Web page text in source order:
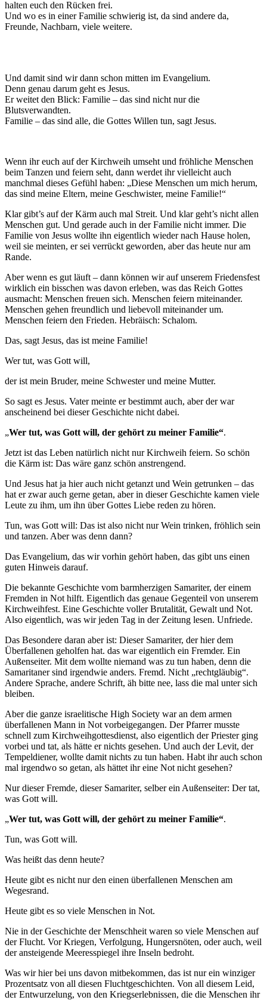
halten euch den Rücken frei.
Und wo es in einer Familie schwierig ist, da sind andere da,
Freunde, Nachbarn, viele weitere.
Und damit sind wir dann schon mitten im Evangelium.
Denn genau darum geht es Jesus.
Er weitet den Blick: Familie – das sind nicht nur die
Blutsverwandten.
Familie – das sind alle, die Gottes Willen tun, sagt Jesus.
Wenn ihr euch auf der Kirchweih umseht und fröhliche Menschen
beim Tanzen und feiern seht, dann werdet ihr vielleicht auch
manchmal dieses Gefühl haben: „Diese Menschen um mich herum,
das sind meine Eltern, meine Geschwister, meine Familie!“
Klar gibt’s auf der Kärm auch mal Streit. Und klar geht’s nicht allen
Menschen gut. Und gerade auch in der Familie nicht immer. Die
Familie von Jesus wollte ihn eigentlich wieder nach Hause holen,
weil sie meinten, er sei verrückt geworden, aber das heute nur am
Rande.
Aber wenn es gut läuft – dann können wir auf unserem Friedensfest
wirklich ein bisschen was davon erleben, was das Reich Gottes
ausmacht: Menschen freuen sich. Menschen feiern miteinander.
Menschen gehen freundlich und liebevoll miteinander um.
Menschen feiern den Frieden. Hebräisch: Schalom.
Das, sagt Jesus, das ist meine Familie!
Wer tut, was Gott will,
der ist mein Bruder, meine Schwester und meine Mutter.
So sagt es Jesus. Vater meinte er bestimmt auch, aber der war
anscheinend bei dieser Geschichte nicht dabei.
„Wer tut, was Gott will, der gehört zu meiner Familie“.
Jetzt ist das Leben natürlich nicht nur Kirchweih feiern. So schön
die Kärm ist: Das wäre ganz schön anstrengend.
Und Jesus hat ja hier auch nicht getanzt und Wein getrunken – das
hat er zwar auch gerne getan, aber in dieser Geschichte kamen viele
Leute zu ihm, um ihn über Gottes Liebe reden zu hören.
Tun, was Gott will: Das ist also nicht nur Wein trinken, fröhlich sein
und tanzen. Aber was denn dann?
Das Evangelium, das wir vorhin gehört haben, das gibt uns einen
guten Hinweis darauf.
Die bekannte Geschichte vom barmherzigen Samariter, der einem
Fremden in Not hilft. Eigentlich das genaue Gegenteil von unserem
Kirchweihfest. Eine Geschichte voller Brutalität, Gewalt und Not.
Also eigentlich, was wir jeden Tag in der Zeitung lesen. Unfriede.
Das Besondere daran aber ist: Dieser Samariter, der hier dem
Überfallenen geholfen hat. das war eigentlich ein Fremder. Ein
Außenseiter. Mit dem wollte niemand was zu tun haben, denn die
Samaritaner sind irgendwie anders. Fremd. Nicht „rechtgläubig“.
Andere Sprache, andere Schrift, äh bitte nee, lass die mal unter sich
bleiben.
Aber die ganze israelitische High Society war an dem armen
überfallenen Mann in Not vorbeigegangen. Der Pfarrer musste
schnell zum Kirchweihgottesdienst, also eigentlich der Priester ging
vorbei und tat, als hätte er nichts gesehen. Und auch der Levit, der
Tempeldiener, wollte damit nichts zu tun haben. Habt ihr auch schon
mal irgendwo so getan, als hättet ihr eine Not nicht gesehen?
Nur dieser Fremde, dieser Samariter, selber ein Außenseiter: Der tat,
was Gott will.
„Wer tut, was Gott will, der gehört zu meiner Familie“.
Tun, was Gott will.
Was heißt das denn heute?
Heute gibt es nicht nur den einen überfallenen Menschen am
Wegesrand.
Heute gibt es so viele Menschen in Not.
Nie in der Geschichte der Menschheit waren so viele Menschen auf
der Flucht. Vor Kriegen, Verfolgung, Hungersnöten, oder auch, weil
der ansteigende Meeresspiegel ihre Inseln bedroht.
Was wir hier bei uns davon mitbekommen, das ist nur ein winziger
Prozentsatz von all diesen Fluchtgeschichten. Von all diesem Leid,
der Entwurzelung, von den Kriegserlebnissen, die die Menschen ihr